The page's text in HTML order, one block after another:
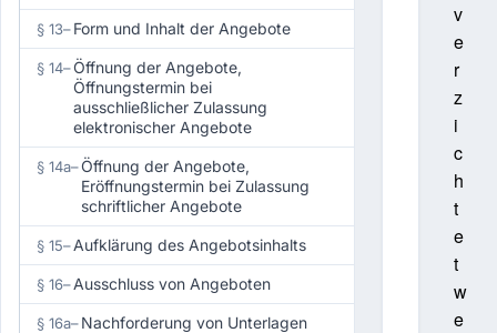
§ 13–Form und Inhalt der Angebote
§ 14–Öffnung der Angebote,
Öffnungstermin bei
ausschließlicher Zulassung
elektronischer Angebote
§ 14a–Öffnung der Angebote,
Eröffnungstermin bei Zulassung
schriftlicher Angebote
§ 15–Aufklärung des Angebotsinhalts
§ 16–Ausschluss von Angeboten
§ 16a–Nachforderung von Unterlagen
v
e
r
z
i
c
h
t
e
t
w
e